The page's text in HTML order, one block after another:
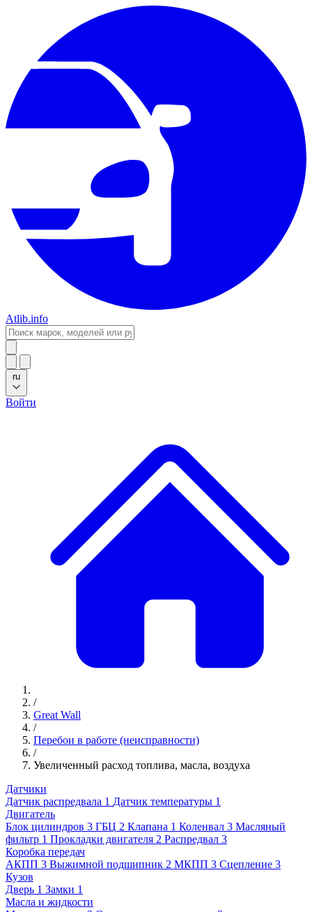
Atlib.info
ru
Войти
/
Great Wall
/
Перебои в работе (неисправности)
/
Увеличенный расход топлива, масла, воздуха
Датчики
Датчик распредвала 1 Датчик температуры 1
Двигатель
Блок цилиндров 3 ГБЦ 2 Клапана 1 Коленвал 3 Масляный
фильтр 1 Прокладки двигателя 2 Распредвал 3
Коробка передач
АКПП 3 Выжимной подшипник 2 МКПП 3 Сцепление 3
Кузов
Дверь 1 Замки 1
Масла и жидкости